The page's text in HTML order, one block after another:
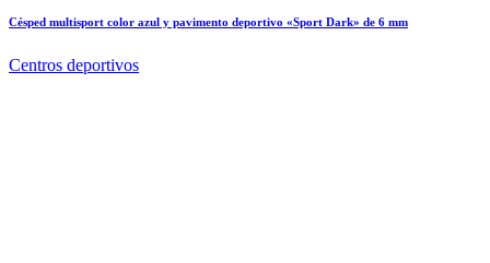
Césped multisport color azul y pavimento deportivo «Sport Dark» de 6 mm
Centros deportivos